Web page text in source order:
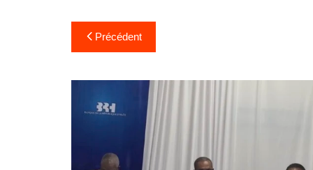
Navigation
de
l’article
Précédent